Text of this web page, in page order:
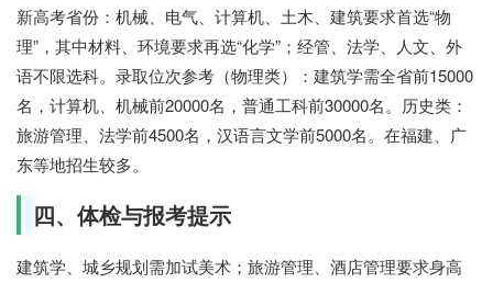
新高考省份：机械、电气、计算机、土木、建筑要求首选“物
理”，其中材料、环境要求再选“化学”；经管、法学、人文、外
语不限选科。录取位次参考（物理类）：建筑学需全省前15000
名，计算机、机械前20000名，普通工科前30000名。历史类：
旅游管理、法学前4500名，汉语言文学前5000名。在福建、广
东等地招生较多。
四、体检与报考提示
建筑学、城乡规划需加试美术；旅游管理、酒店管理要求身高